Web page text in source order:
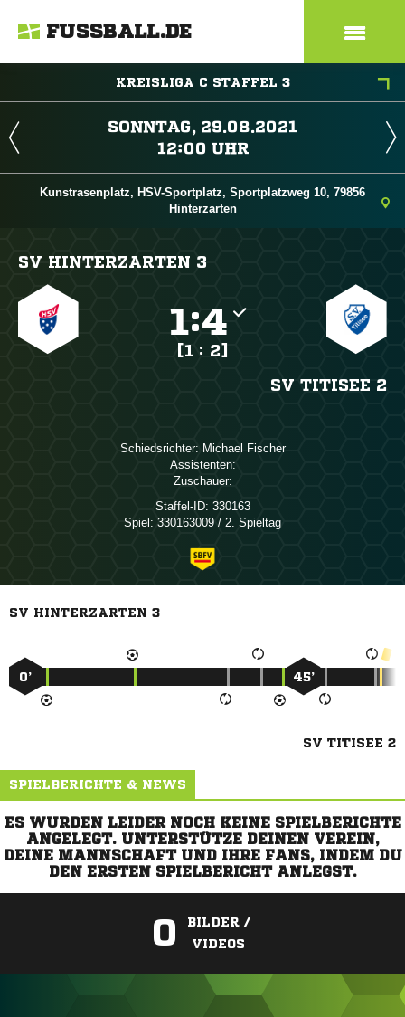
FUSSBALL.DE
KREISLIGA C STAFFEL 3
 
 
Kunstrasenplatz, HSV-Sportplatz, Sportplatzweg 10, 79856
Hinterzarten
SV HINTERZARTEN 3
:
[1 : 2]
SV TITISEE 2
Schiedsrichter:  
Assistenten:
Zuschauer:
Staffel-ID: 330163
Spiel: 330163009 / 2. Spieltag
SV HINTERZARTEN 3
0’ 45’
SV TITISEE 2
SPIELBERICHTE & NEWS
ES WURDEN LEIDER NOCH KEINE SPIELBERICHTE
ANGELEGT. UNTERSTÜTZE DEINEN VEREIN,
DEINE MANNSCHAFT UND IHRE FANS, INDEM DU
DEN ERSTEN SPIELBERICHT ANLEGST.
0
BILDER /
VIDEOS